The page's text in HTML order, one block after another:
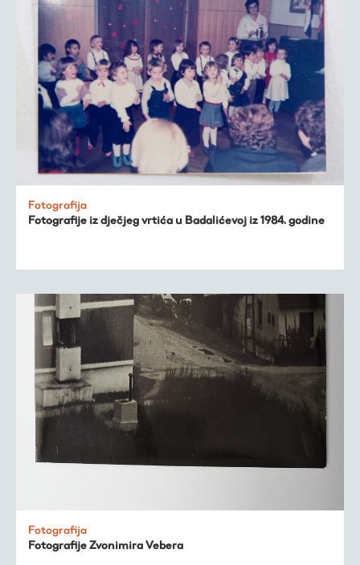
Fotografija
Fotografije iz dječjeg vrtića u Badalićevoj iz 1984. godine
Fotografija
Fotografije Zvonimira Vebera